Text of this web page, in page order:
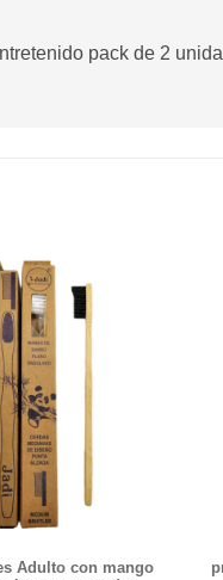
pack de 2
Adulto con mango